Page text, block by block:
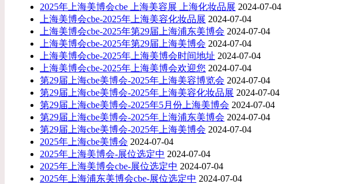
2025年上海美博会cbe 上海美容展 上海化妆品展 2024-07-04
上海美博会cbe-2025年上海美容化妆品展 2024-07-04
上海美博会cbe-2025年第29届上海浦东美博会 2024-07-04
上海美博会cbe-2025年第29届上海美博会 2024-07-04
上海美博会cbe-2025年上海美博会时间地址 2024-07-04
​上海美博会cbe-2025年上海美博会欢迎您 2024-07-04
第29届上海cbe美博会-2025年上海美容博览会 2024-07-04
第29届上海cbe美博会-2025年上海美容化妆品展 2024-07-04
第29届上海cbe美博会-2025年5月份上海美博会 2024-07-04
第29届上海cbe美博会-2025年上海浦东美博会 2024-07-04
第29届上海cbe美博会-2025年上海美博会 2024-07-04
2025年上海cbe美博会 2024-07-04
2025年上海美博会-展位选定中 2024-07-04
2025年上海美博会cbe-展位选定中 2024-07-04
2025年上海浦东美博会cbe-展位选定中 2024-07-04